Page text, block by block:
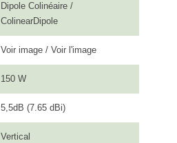
Dipole Colinéaire /
ColinearDipole
Voir image / Voir l'image
150 W
5,5dB (7.65 dBi)
Vertical